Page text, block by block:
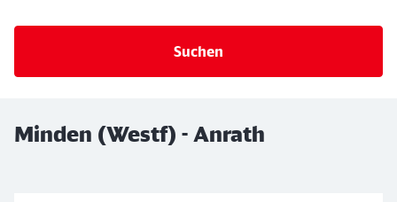
Minden (Westf) - Anrath